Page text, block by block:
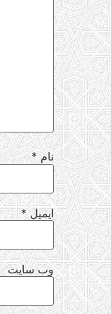
نام*
ایمیل*
وب‌ سایت